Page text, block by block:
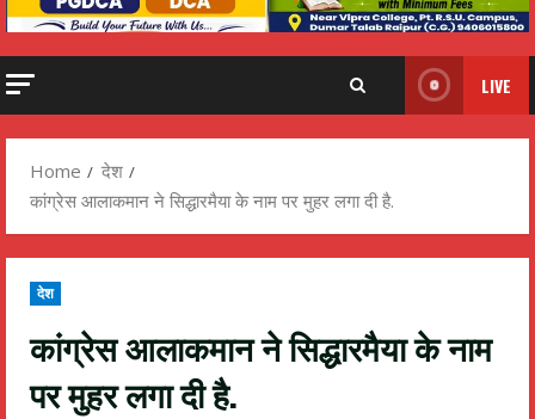
LIVE
Home
देश
कांग्रेस आलाकमान ने सिद्धारमैया के नाम पर मुहर लगा दी है.
देश
कांग्रेस आलाकमान ने सिद्धारमैया के नाम
पर मुहर लगा दी है.